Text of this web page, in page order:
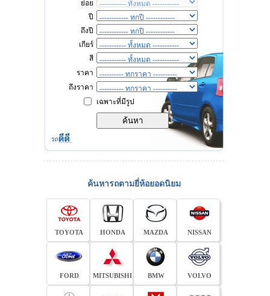
ย่อย
ปี
ถึงปี
เกียร์
สี
ราคา
ถึงราคา
เฉพาะที่มีรูป
ค้นหารถตามยี่ห้อยอดนิยม
TOYOTA HONDA MAZDA NISSAN
FORD MITSUBISHI BMW VOLVO